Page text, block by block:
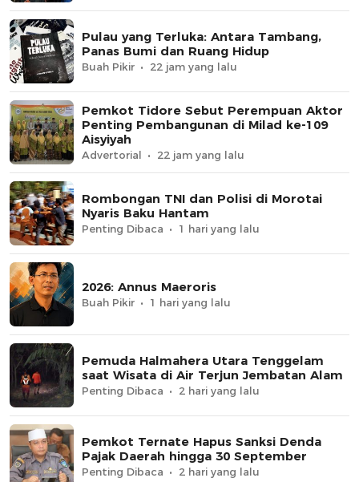
Pulau yang Terluka: Antara Tambang,
Panas Bumi dan Ruang Hidup
Buah Pikir 22 jam yang lalu
Pemkot Tidore Sebut Perempuan Aktor
Penting Pembangunan di Milad ke-109
Aisyiyah
Advertorial 22 jam yang lalu
Rombongan TNI dan Polisi di Morotai
Nyaris Baku Hantam
Penting Dibaca 1 hari yang lalu
2026: Annus Maeroris
Buah Pikir 1 hari yang lalu
Pemuda Halmahera Utara Tenggelam
saat Wisata di Air Terjun Jembatan Alam
Penting Dibaca 2 hari yang lalu
Pemkot Ternate Hapus Sanksi Denda
Pajak Daerah hingga 30 September
Penting Dibaca 2 hari yang lalu